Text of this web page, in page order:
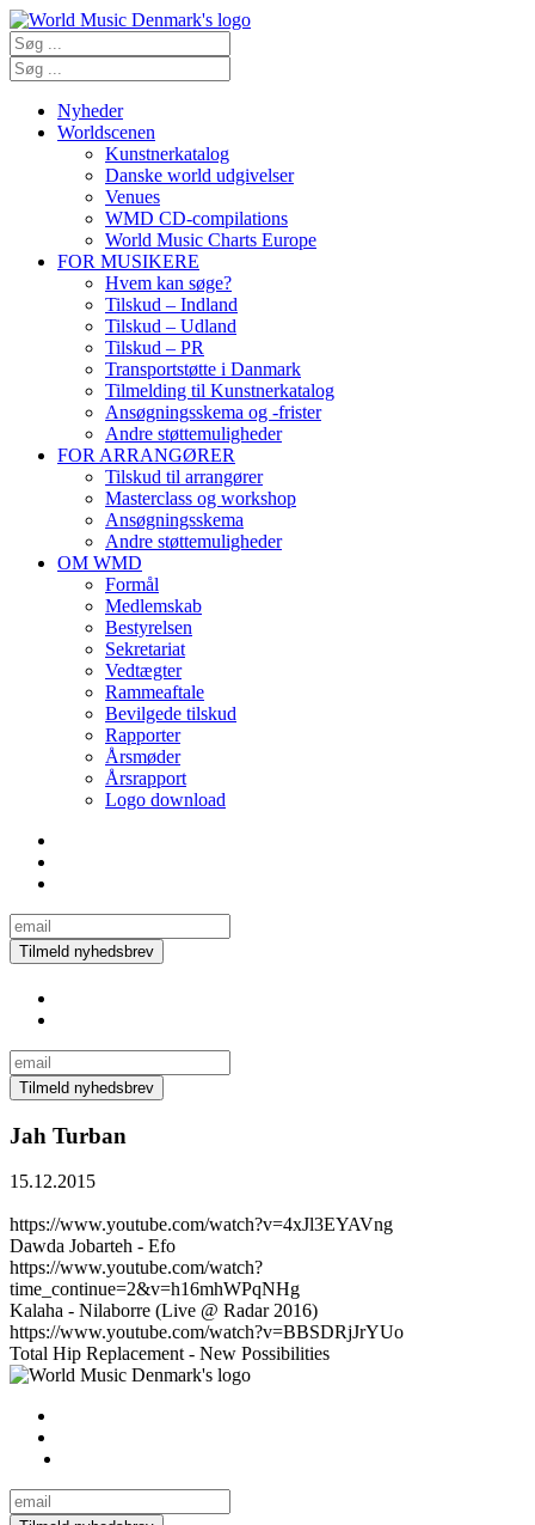
Nyheder
Worldscenen
Kunstnerkatalog
Danske world udgivelser
Venues
WMD CD-compilations
World Music Charts Europe
FOR MUSIKERE
Hvem kan søge?
Tilskud – Indland
Tilskud – Udland
Tilskud – PR
Transportstøtte i Danmark
Tilmelding til Kunstnerkatalog
Ansøgningsskema og -frister
Andre støttemuligheder
FOR ARRANGØRER
Tilskud til arrangører
Masterclass og workshop
Ansøgningsskema
Andre støttemuligheder
OM WMD
Formål
Medlemskab
Bestyrelsen
Sekretariat
Vedtægter
Rammeaftale
Bevilgede tilskud
Rapporter
Årsmøder
Årsrapport
Logo download
Jah Turban
15.12.2015
https://www.youtube.com/watch?v=4xJl3EYAVng
Dawda Jobarteh - Efo
https://www.youtube.com/watch?
time_continue=2&v=h16mhWPqNHg
Kalaha - Nilaborre (Live @ Radar 2016)
https://www.youtube.com/watch?v=BBSDRjJrYUo
Total Hip Replacement - New Possibilities